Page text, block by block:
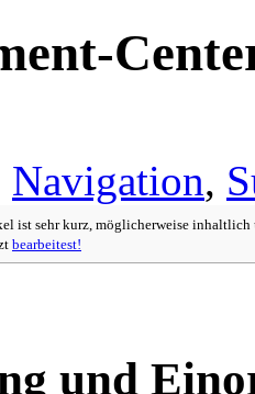
Navigation,
ist sehr kurz, möglicherweise
bearbeitest!
und